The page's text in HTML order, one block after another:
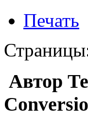
Печать
Автор